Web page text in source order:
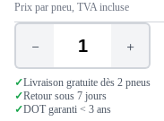
Prix par pneu, TVA incluse
quantité
de
Michelin
Pilot
Sport
✓Livraison gratuite dès 2 pneus
✓Retour sous 7 jours
✓DOT garanti < 3 ans